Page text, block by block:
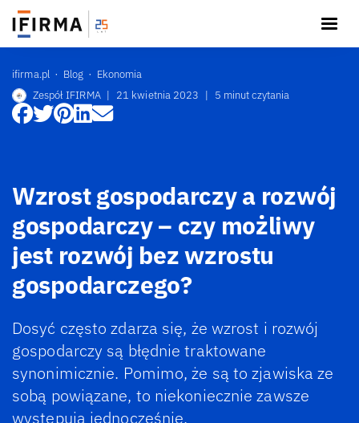
ifirma.pl Blog
Ekonomia
Zespół IFIRMA | 21 kwietnia 2023 | 5 minut czytania
Wzrost gospodarczy a rozwój
gospodarczy – czy możliwy
jest rozwój bez wzrostu
gospodarczego?
Dosyć często zdarza się, że wzrost i rozwój
gospodarczy są błędnie traktowane
synonimicznie. Pomimo, że są to zjawiska ze
sobą powiązane, to niekoniecznie zawsze
występują jednocześnie.